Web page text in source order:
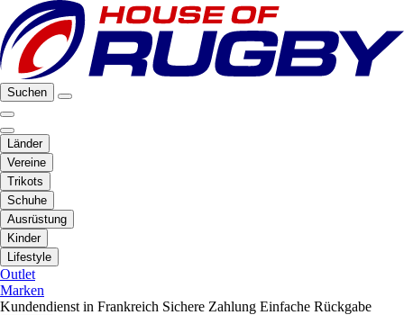
Suchen
Länder
Vereine
Trikots
Schuhe
Ausrüstung
Kinder
Lifestyle
Outlet
Marken
Kundendienst in Frankreich Sichere Zahlung Einfache Rückgabe